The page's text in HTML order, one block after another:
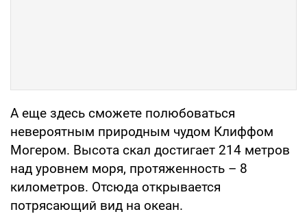
А еще здесь сможете полюбоваться
невероятным природным чудом Клиффом
Могером. Высота скал достигает 214 метров
над уровнем моря, протяженность – 8
километров. Отсюда открывается
потрясающий вид на океан.